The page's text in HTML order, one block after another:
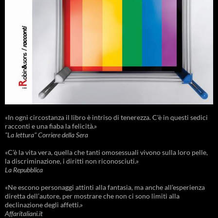
«In ogni circostanza il libro è intriso di tenerezza. C'è in questi sedici
racconti e una fiaba la felicità.»
"La lettura" Corriere della Sera
«C’è la vita vera, quella che tanti omosessuali vivono sulla loro pelle,
la discriminazione, i diritti non riconosciuti.»
La Repubblica
«Ne escono personaggi attinti alla fantasia, ma anche all’esperienza
diretta dell’autore, per mostrare che non ci sono limiti alla
declinazione degli affetti.»
Affaritaliani.it